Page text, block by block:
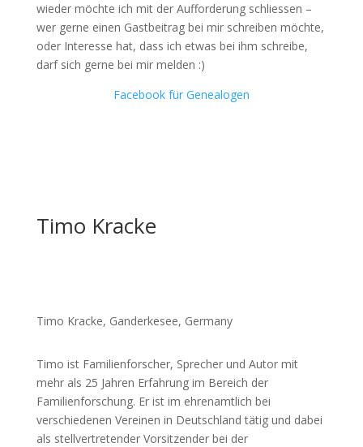
wieder möchte ich mit der Aufforderung schliessen –
wer gerne einen Gastbeitrag bei mir schreiben möchte,
oder Interesse hat, dass ich etwas bei ihm schreibe,
darf sich gerne bei mir melden :)
Facebook für Genealogen
Timo Kracke
Timo Kracke, Ganderkesee, Germany
Timo ist Familienforscher, Sprecher und Autor mit
mehr als 25 Jahren Erfahrung im Bereich der
Familienforschung. Er ist im ehrenamtlich bei
verschiedenen Vereinen in Deutschland tätig und dabei
als stellvertretender Vorsitzender bei der